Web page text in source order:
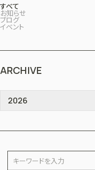
すべて
お知らせ
ブログ
イベント
ARCHIVE